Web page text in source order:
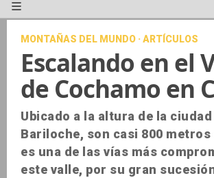
MONTAÑAS DEL MUNDO · ARTÍCULOS
Escalando en el
de Cochamo en
Ubicado a la altura de la ciudad
Bariloche, son casi 800
es una de las vías más
este valle, por su gran